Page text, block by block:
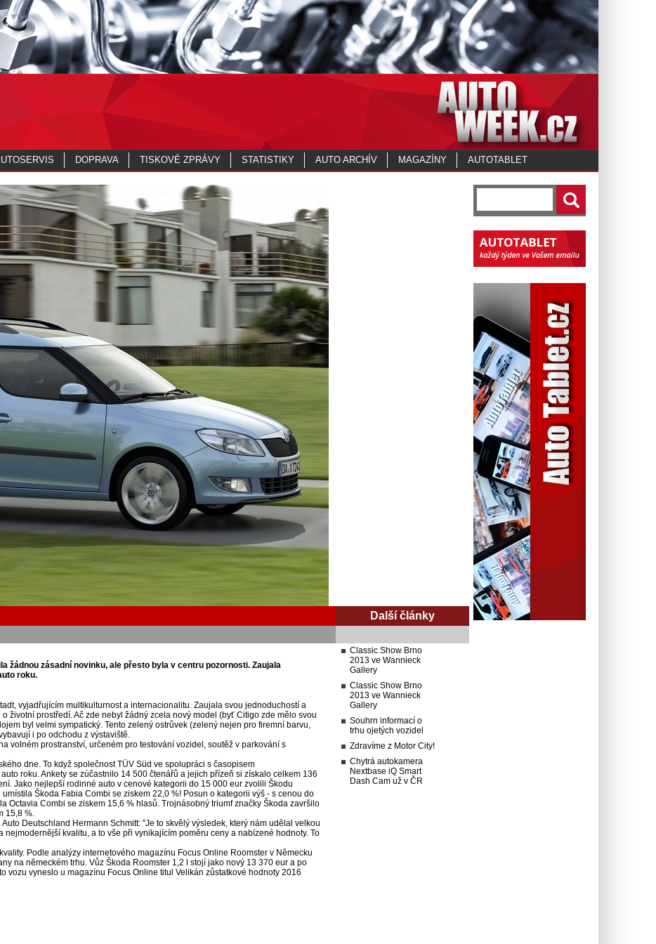
žádnou zásadní novinku, ale přesto byla v centru pozornosti. Zaujala
roku.
vyjadřujícím multikulturnost a internacionalitu. Zaujala svou jednoduchostí a
životní prostředí. Ač zde nebyl žádný zcela nový model (byť Citigo zde mělo svou
byl velmi sympatický. Tento zelený ostrůvek (zelený nejen pro firemní barvu,
i po odchodu z výstaviště.
volném prostranství, určeném pro testování vozidel, soutěž v parkování s
dne. To když společnost TÜV Süd ve spolupráci s časopisem
roku. Ankety se zúčastnilo 14 500 čtenářů a jejich přízeň si získalo celkem 136
Jako nejlepší rodinné auto v cenové kategorii do 15 000 eur zvolili Škodu
Škoda Fabia Combi se ziskem 22,0 %! Posun o kategorii výš - s cenou do
Octavia Combi se ziskem 15,6 % hlasů. Trojnásobný triumf značky Škoda završilo
15,8 %.
Deutschland Hermann Schmitt: "Je to skvělý výsledek, který nám udělal velkou
kvalitu, a to vše při vynikajícím poměru ceny a nabízené hodnoty. To
Podle analýzy internetového magazínu Focus Online Roomster v Německu
na německém trhu. Vůz Škoda Roomster 1,2 l stojí jako nový 13 370 eur a po
vozu vyneslo u magazínu Focus Online titul Velikán zůstatkové hodnoty 2016
Další články
Classic Show Brno
2013 ve Wannieck
Gallery
Classic Show Brno
2013 ve Wannieck
Gallery
Souhrn informací o
trhu ojetých vozidel
Zdravíme z Motor City!
Chytrá autokamera
Nextbase iQ Smart
Dash Cam už v ČR
DOPRAVA TISKOVÉ ZPRÁVY STATISTIKY AUTO ARCHÍV MAGAZÍNY AUTOTABLET